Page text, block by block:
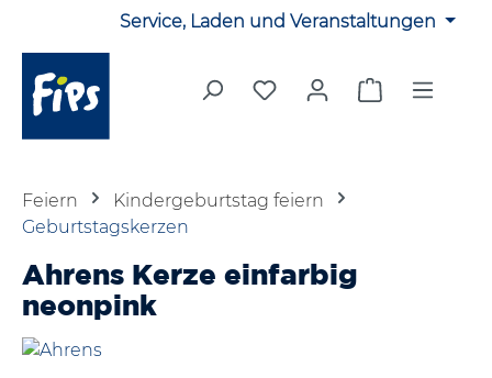
Zum Hauptinhalt springenService, Laden und Veranstaltungen
Du hast 0 Produkte auf
Warenkorb
Feiern
Kindergeburtstag feiern
Geburtstagskerzen
Ahrens Kerze einfarbig
neonpink